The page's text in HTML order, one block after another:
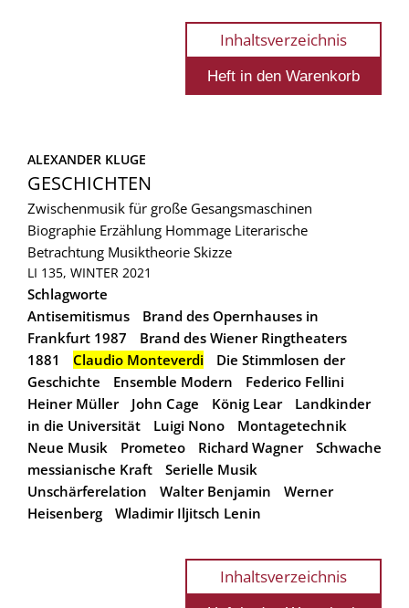
Inhaltsverzeichnis
ALEXANDER KLUGE
GESCHICHTEN
Zwischenmusik für große Gesangsmaschinen
Biographie Erzählung Hommage Literarische
Betrachtung Musiktheorie Skizze
LI 135, WINTER 2021
Schlagworte
Antisemitismus
Brand des Opernhauses in
Frankfurt 1987
Brand des Wiener Ringtheaters
1881
Claudio Monteverdi
Die Stimmlosen der
Geschichte
Ensemble Modern
Federico Fellini
Heiner Müller
John Cage König Lear
Landkinder
in die Universität
Luigi Nono
Montagetechnik
Neue Musik
Prometeo Richard Wagner
Schwache
messianische Kraft
Serielle Musik
Unschärferelation
Walter Benjamin
Werner
Heisenberg
Wladimir Iljitsch Lenin
Inhaltsverzeichnis